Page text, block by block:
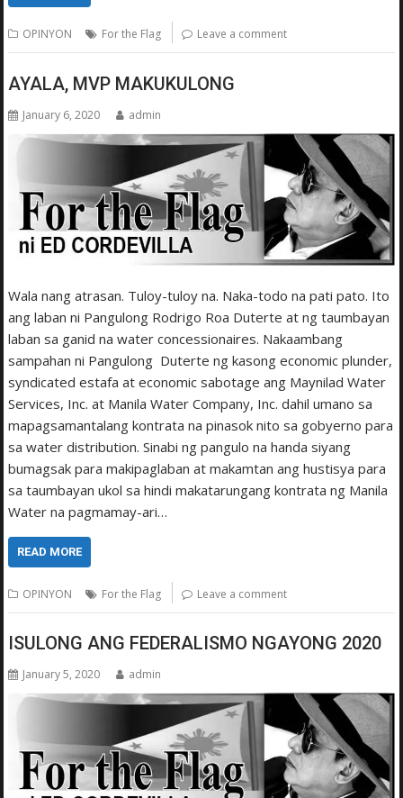
OPINYON For the Flag Leave a comment
AYALA, MVP MAKUKULONG
January 6, 2020 admin
Wala nang atrasan. Tuloy-tuloy na. Naka-todo na pati pato. Ito
ang laban ni Pangulong Rodrigo Roa Duterte at ng taumbayan
laban sa ganid na water concessionaires. Nakaambang
sampahan ni Pangulong Duterte ng kasong economic plunder,
syndicated estafa at economic sabotage ang Maynilad Water
Services, Inc. at Manila Water Company, Inc. dahil umano sa
mapagsamantalang kontrata na pinasok nito sa gobyerno para
sa water distribution. Sinabi ng pangulo na handa siyang
bumagsak para ma­kipaglaban at makamtan ang hustisya para
sa taumbayan ukol sa hindi makatarungang kontrata ng Manila
Water na pagmamay-ari…
READ MORE
OPINYON For the Flag Leave a comment
ISULONG ANG FEDERALISMO NGAYONG 2020
January 5, 2020 admin